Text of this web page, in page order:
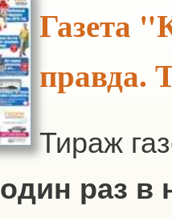
Газета
правда.
Тираж
один раз в